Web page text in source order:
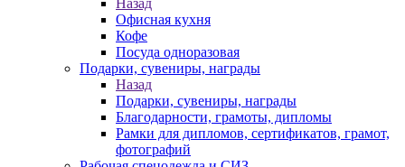
Назад
Офисная кухня
Кофе
Посуда одноразовая
Подарки, сувениры, награды
Назад
Подарки, сувениры, награды
Благодарности, грамоты, дипломы
Рамки для дипломов, сертификатов, грамот,
фотографий